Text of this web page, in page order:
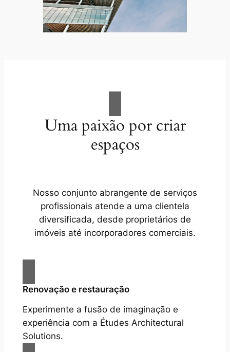
Uma paixão por criar
espaços
Nosso conjunto abrangente de serviços
profissionais atende a uma clientela
diversificada, desde proprietários de
imóveis até incorporadores comerciais.
Renovação e restauração
Experimente a fusão de imaginação e
experiência com a Études Architectural
Solutions.